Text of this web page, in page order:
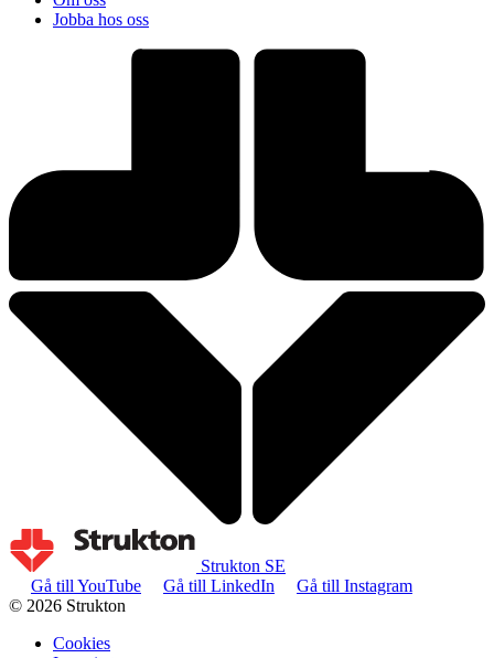
Jobba hos oss
Strukton SE
Gå till YouTube
Gå till LinkedIn
Gå till Instagram
© 2026 Strukton
Cookies